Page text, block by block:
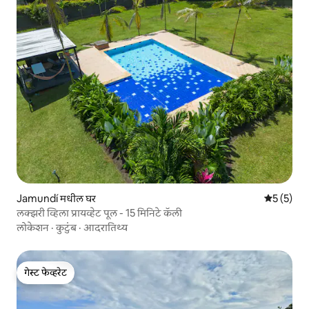
Jamundí मधील घर 5 पैकी 5
5 (5)
लक्झरी व्हिला प्रायव्हेट पूल - 15 मिनिटे कॅली
लोकेशन ·कुटुंब· आदरातिथ्य
गेस्ट फेव्हरेट
गेस्ट फेव्हरेट